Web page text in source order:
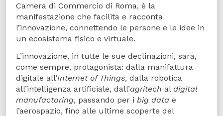
Camera di Commercio di Roma, è la
manifestazione che facilita e racconta
l’innovazione, connettendo le persone e le idee in
un ecosistema fisico e virtuale.
L’innovazione, in tutte le sue declinazioni, sarà,
come sempre, protagonista: dalla manifattura
digitale all’Internet of Things, dalla robotica
all’intelligenza artificiale, dall’agritech al digital
manufactoring, passando per i big data e
l’aerospazio, fino alle ultime scoperte del